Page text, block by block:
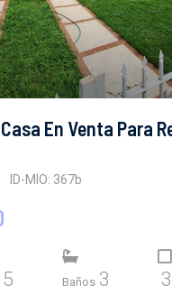
En Venta Para
ID-MIO: 367b
5 Baños 3